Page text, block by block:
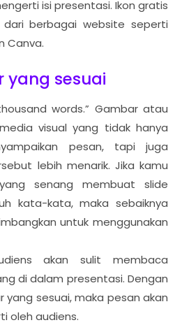
isi presentasi. Ikon gratis
berbagai website seperti
Canva.
yang sesuai
words.” Gambar atau
visual yang tidak hanya
pesan, tapi juga
lebih menarik. Jika kamu
senang membuat slide
kata-kata, maka sebaiknya
untuk menggunakan
akan sulit membaca
di dalam presentasi. Dengan
sesuai, maka pesan akan
oleh audiens.